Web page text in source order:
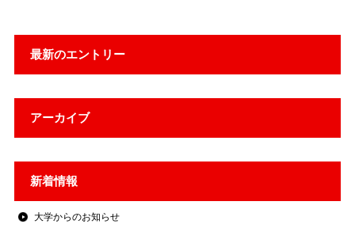
最新のエントリー
アーカイブ
新着情報
大学からのお知らせ